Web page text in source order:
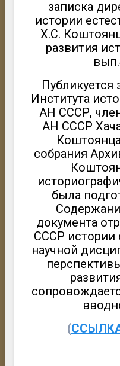
записка
истории
Х.С.
развития
Публикуется
Института
АН СССР,
АН СССР
собрания
была
документа
СССР истории
научной
(